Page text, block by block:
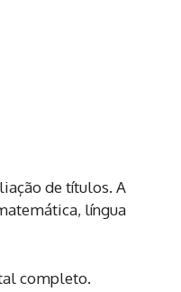
de títulos. A
língua
completo.